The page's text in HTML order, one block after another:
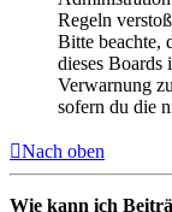
Regeln
Bitte beachte,
dieses
Verwarnung
sofern du die
Nach oben
Wie kann ich